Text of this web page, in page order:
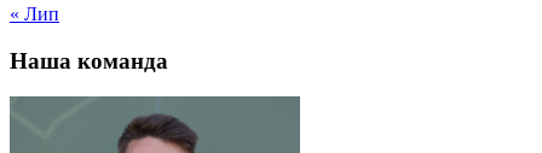
« Лип
Наша команда